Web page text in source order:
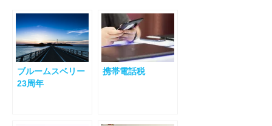
ブルームスベリー
23周年
携帯電話税